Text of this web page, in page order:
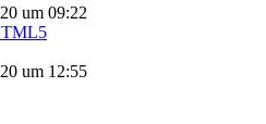
um 09:22
um 12:55